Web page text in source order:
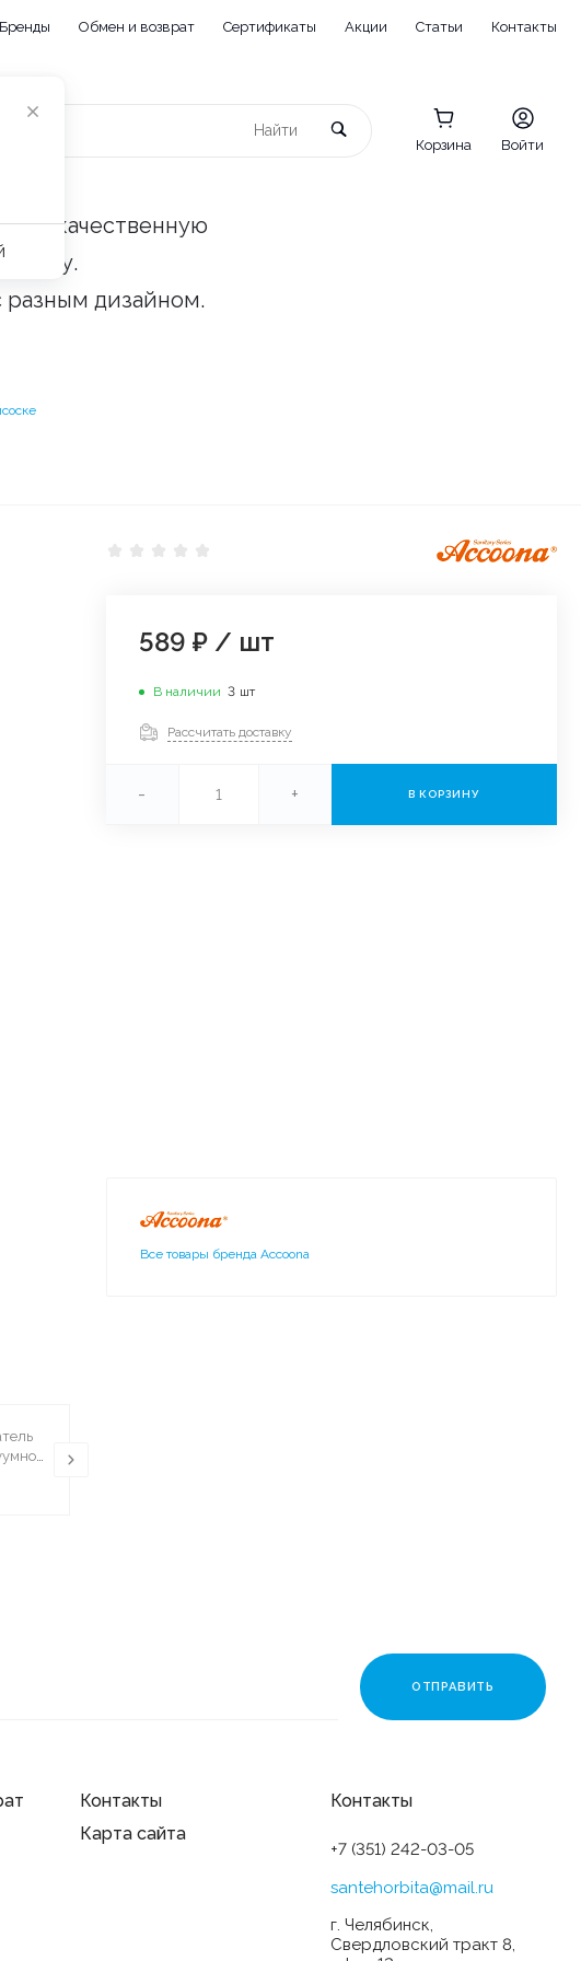
Бренды Обмен и возврат Сертификаты Акции Статьи Контакты
Корзина Войти
качественную
дизайном.
589 ₽ / шт
В наличии 3 шт
Рассчитать доставку
- + В КОРЗИНУ
Все товары бренда Accoona
Контакты
Карта сайта
Контакты
+7 (351) 242-03-05
santehorbita@mail.ru
г. Челябинск,
Свердловский тракт 8,